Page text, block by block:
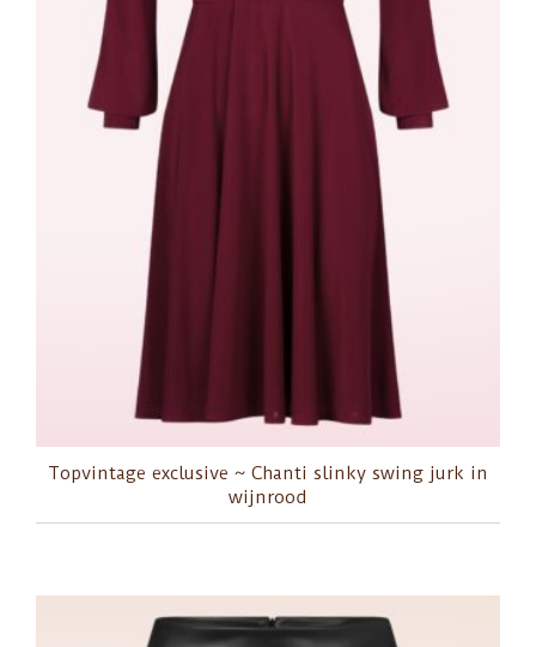
Topvintage exclusive ~ Chanti slinky swing jurk in
wijnrood